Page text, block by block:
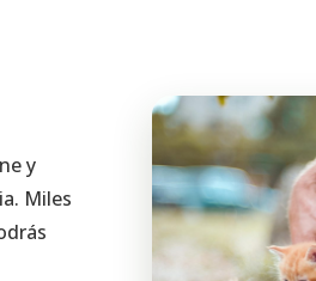
y
Miles